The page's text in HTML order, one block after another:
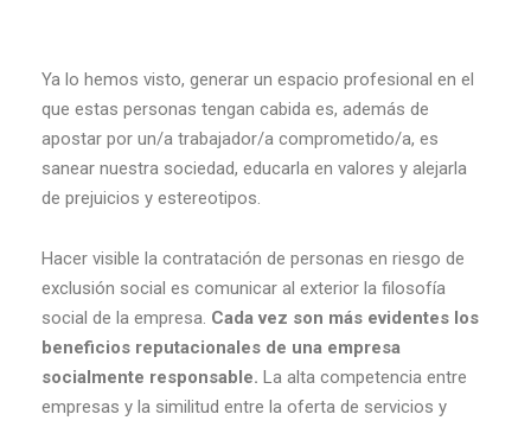
Ya lo hemos visto, generar un espacio profesional en el
que estas personas tengan cabida es, además de
apostar por un/a trabajador/a comprometido/a, es
sanear nuestra sociedad, educarla en valores y alejarla
de prejuicios y estereotipos.
Hacer visible la contratación de personas en riesgo de
exclusión social es comunicar al exterior la filosofía
social de la empresa. Cada vez son más evidentes los
beneficios reputacionales de una empresa
socialmente responsable. La alta competencia entre
empresas y la similitud entre la oferta de servicios y